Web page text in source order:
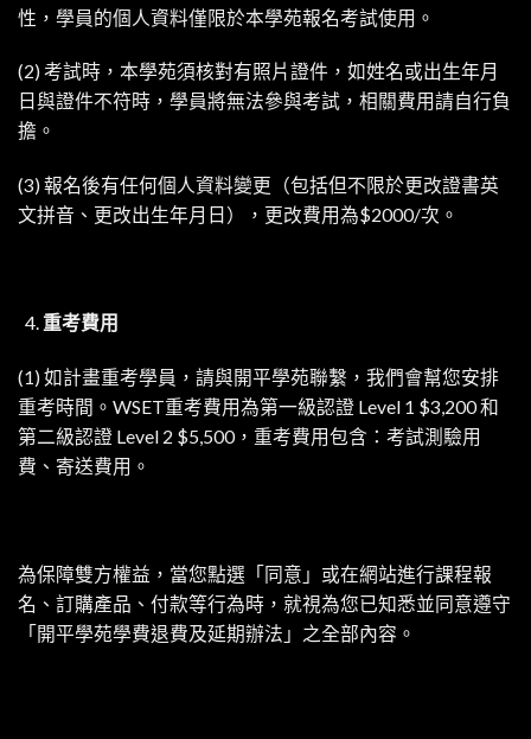
性，學員的個人資料僅限於本學苑報名考試使用。
(2) 考試時，本學苑須核對有照片證件，如姓名或出生年月
日與證件不符時，學員將無法參與考試，相關費用請自行負
擔。
(3) 報名後有任何個人資料變更（包括但不限於更改證書英
文拼音、更改出生年月日），更改費用為$2000/次。
重考費用
(1) 如計畫重考學員，請與開平學苑聯繫，我們會幫您安排
重考時間。WSET重考費用為第一級認證 Level 1 $3,200 和
第二級認證 Level 2 $5,500，重考費用包含：考試測驗用
費、寄送費用。
為保障雙方權益，當您點選「同意」或在網站進行課程報
名、訂購產品、付款等行為時，就視為您已知悉並同意遵守
「開平學苑學費退費及延期辦法」之全部內容。